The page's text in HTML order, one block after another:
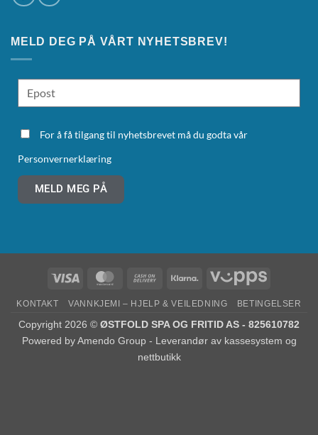
MELD DEG PÅ VÅRT NYHETSBREV!
For å få tilgang til nyhetsbrevet må du godta vår
Personvernerklæring
MELD MEG PÅ
KONTAKT VANNKJEMI – HJELP & VEILEDNING BETINGELSER
Copyright 2026 © ØSTFOLD SPA OG FRITID AS - 825610782
Powered byAmendo Group - Leverandør av kassesystem og
nettbutikk